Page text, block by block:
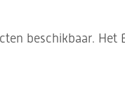
beschikbaar. Het